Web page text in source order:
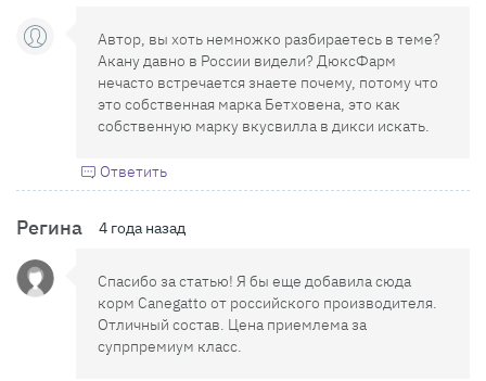
Автор, вы хоть немножко разбираетесь в теме?
Акану давно в России видели? ДюксФарм
нечасто встречается знаете почему, потому что
это собственная марка Бетховена, это как
собственную марку вкусвилла в дикси искать.
Ответить
Регина 4 года назад
Спасибо за статью! Я бы еще добавила сюда
корм Canegatto от российского производителя.
Отличный состав. Цена приемлема за
супрпремиум класс.